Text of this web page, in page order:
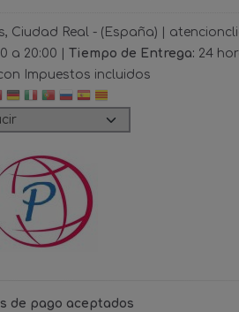
Ciudad Real - (España) |
a 20:00 | Tiempo de Entrega: 24
Impuestos incluidos
de pago aceptados